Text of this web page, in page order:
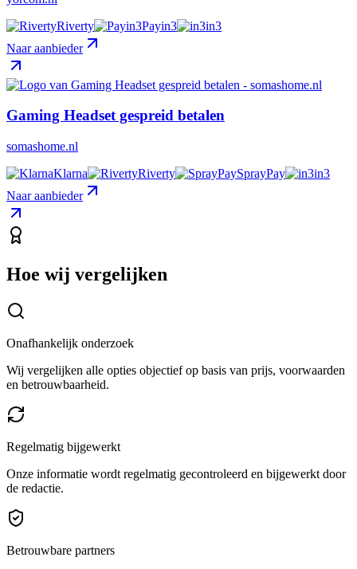
Riverty
Payin3
in3
Naar aanbieder
Gaming Headset gespreid betalen
somashome.nl
Klarna
Riverty SprayPay
in3
Naar aanbieder
Hoe wij vergelijken
Onafhankelijk onderzoek
Wij vergelijken alle opties objectief op basis van prijs, voorwaarden
en betrouwbaarheid.
Regelmatig bijgewerkt
Onze informatie wordt regelmatig gecontroleerd en bijgewerkt door
de redactie.
Betrouwbare partners